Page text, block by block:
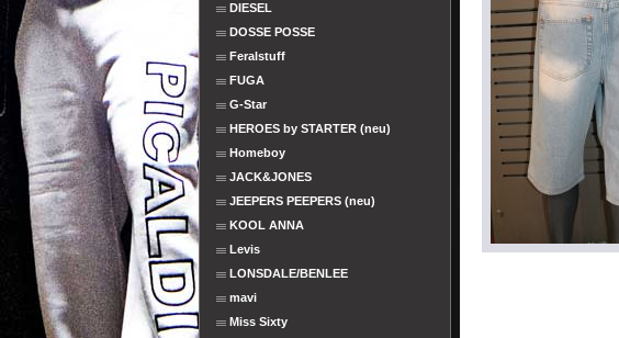
DIESEL
DOSSE POSSE
Feralstuff
FUGA
G-Star
HEROES by STARTER (neu)
Homeboy
JACK&JONES
JEEPERS PEEPERS (neu)
KOOL ANNA
Levis
LONSDALE/BENLEE
mavi
Miss Sixty